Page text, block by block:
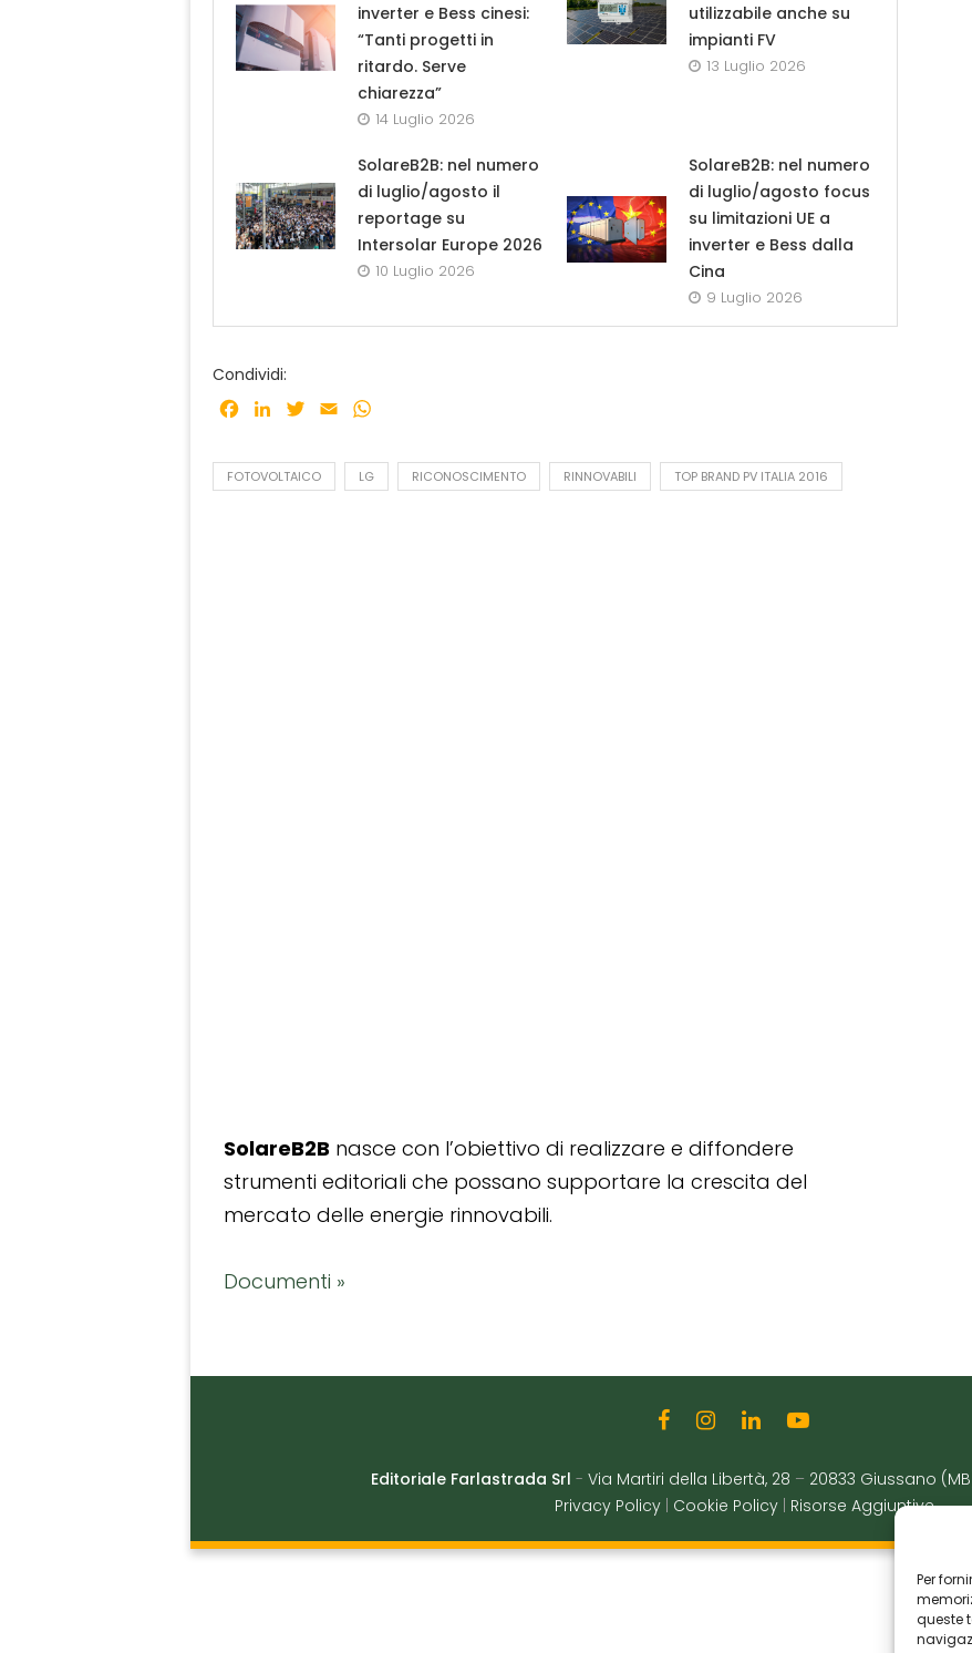
Per
queste
inverter e Bess cinesi:
“Tanti progetti in
ritardo. Serve
chiarezza”
14 Luglio 2026
utilizzabile anche su
impianti FV
13 Luglio 2026
SolareB2B: nel numero
di luglio/agosto il
reportage su
Intersolar Europe 2026
10 Luglio 2026
SolareB2B: nel numero
di luglio/agosto focus
su limitazioni UE a
inverter e Bess dalla
Cina
9 Luglio 2026
Condividi:
Facebook
LinkedInTwitter
Email
FOTOVOLTAICO LG RICONOSCIMENTO RINNOVABILI TOP BRAND PV ITALIA 2016
SolareB2B nasce con l’obiettivo di realizzare e diffondere
strumenti editoriali che possano supportare la crescita del
mercato delle energie rinnovabili.
Documenti »
Editoriale Farlastrada Srl - Via Martiri della Libertà, 28 – 20833 Giussano
Privacy Policy
Cookie Policy Risorse Aggiuntive